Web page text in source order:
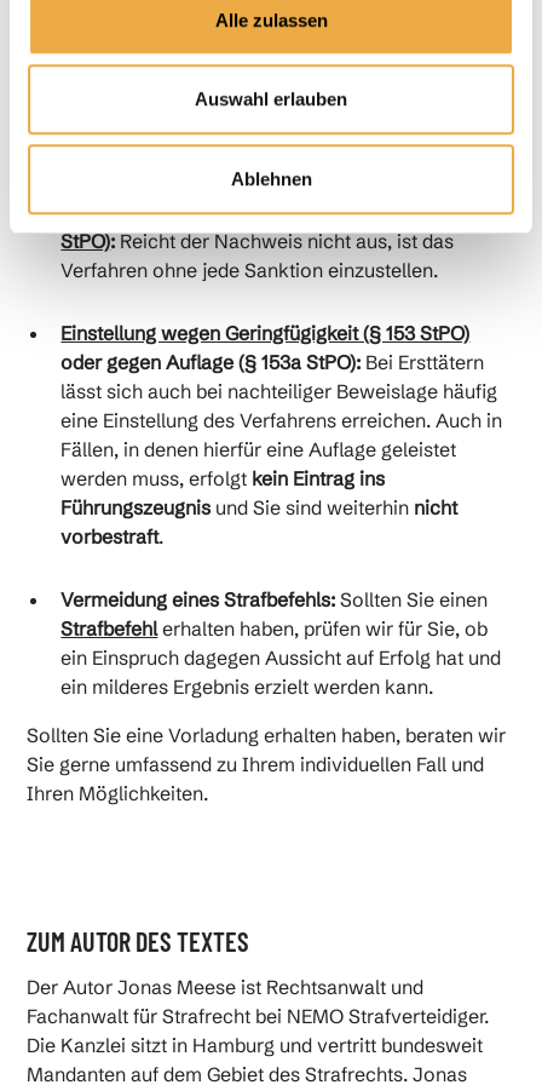
Alle zulassen
Auswahl erlauben
Ablehnen
dass die Fahrerlaubnis in Wahrheit bestand (etwa
ein gültiger ausländischer Führerschein in
Deutschland), dass die Sechs-Monats-Frist noch
vorlag.
Einstellung mangels Tatverdachts (§ 170 Abs. 2
StPO):Reicht der Nachweis nicht aus, ist das
Verfahren ohne jede Sanktion einzustellen.
Einstellung wegen Geringfügigkeit (§ 153 StPO)
oder gegen Auflage (§ 153a StPO): Bei Ersttätern
lässt sich auch bei nachteiliger Beweislage häufig
eine Einstellung des Verfahrens erreichen. Auch in
Fällen, in denen hierfür eine Auflage geleistet
werden muss, erfolgt kein Eintrag ins
Führungszeugnis und Sie sind weiterhin nicht
vorbestraft.
Vermeidung eines Strafbefehls:Sollten Sie einen
Strafbefehlerhalten haben, prüfen wir für Sie, ob
ein Einspruch dagegen Aussicht auf Erfolg hat und
ein milderes Ergebnis erzielt werden kann.
Sollten Sie eine Vorladung erhalten haben, beraten wir
Sie gerne umfassend zu Ihrem individuellen Fall und
Ihren Möglichkeiten.
ZUM AUTOR DES TEXTES
Der Autor Jonas Meese ist Rechtsanwalt und
Fachanwalt für Strafrecht bei NEMO Strafverteidiger.
Die Kanzlei sitzt in Hamburg und vertritt bundesweit
Mandanten auf dem Gebiet des Strafrechts. Jonas